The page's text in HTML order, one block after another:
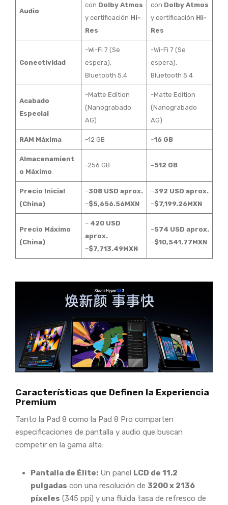
Audio
con Dolby Atmos
y certificación Hi-
Res
con Dolby Atmos
y certificación Hi-
Res
Conectividad
-Wi-Fi 7 (Se
espera),
Bluetooth 5.4
-Wi-Fi 7 (Se
espera),
Bluetooth 5.4
Acabado
Especial
-Matte Edition
(Nanograbado
AG)
-Matte Edition
(Nanograbado
AG)
RAM Máxima -12 GB -16 GB
Almacenamient
o Máximo
-256 GB -512 GB
Precio Inicial
(China)
–308 USD aprox.
–$5,656.56MXN
–392 USD aprox.
–$7,199.26MXN
Precio Máximo
(China)
– 420 USD
aprox.
–$7,713.49MXN
–574 USD aprox.
–$10,541.77MXN
Características que Definen la Experiencia
Premium
Tanto la Pad 8 como la Pad 8 Pro comparten
especificaciones de pantalla y audio que buscan
competir en la gama alta:
Pantalla de Élite: Un panel LCD de 11.2
pulgadas con una resolución de 3200 x 2136
píxeles (345 ppi) y una fluida tasa de refresco de